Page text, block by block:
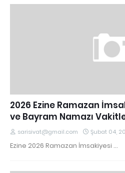
2026 Ezine Ramazan
ve Bayram Namazı
sarisivat@gmail.com Şubat 04,
Ezine 2026 Ramazan İmsakiyesi …